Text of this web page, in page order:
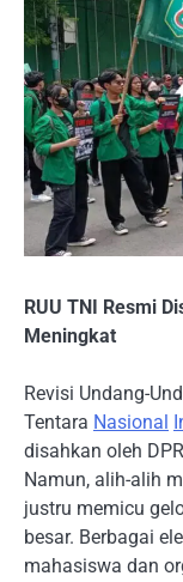
RUU TNI Resmi
Meningkat
Revisi Undang-
Tentara Nasional
disahkan oleh
Namun, alih-alih
justru memicu
besar. Berbagai
mahasiswa dan